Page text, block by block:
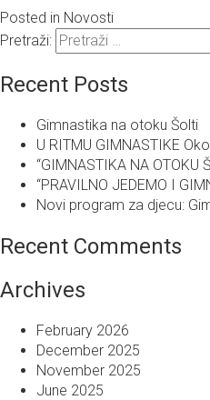
Posted in Novosti
Pretraži:
Recent Posts
Gimnastika na otoku Šolti
U RITMU GIMNASTIKE
“GIMNASTIKA NA OTOKU
“PRAVILNO JEDEMO I
Novi program za djecu:
Recent Comments
Archives
February 2026
December 2025
November 2025
June 2025